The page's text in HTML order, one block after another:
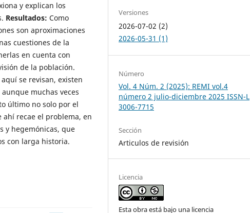
y explican los
Resultados: Como
son aproximaciones
cuestiones de la
en cuenta con
de la población.
se revisan, existen
muchas veces
último no solo por el
recae el problema, en
y hegemónicas, que
con larga historia.
Versiones
2026-07-02 (2)
2026-05-31 (1)
Número
Vol. 4 Núm. 2 (2025): REMI vol.4
número 2 julio-diciembre 2025 ISSN-L
3006-7715
Sección
Articulos de revisión
Licencia
Esta obra está bajo una licencia